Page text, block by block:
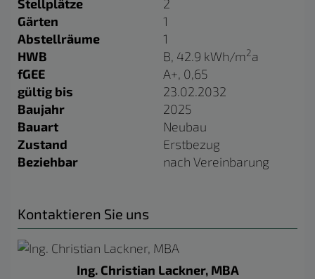
Stellplätze
2
Gärten
1
Abstellräume
1
HWB
B, 42.9 kWh/m2a
fGEE
A+, 0,65
gültig bis
23.02.2032
Baujahr
2025
Bauart
Neubau
Zustand
Erstbezug
Beziehbar
nach Vereinbarung
Kontaktieren Sie uns
Ing. Christian Lackner, MBA